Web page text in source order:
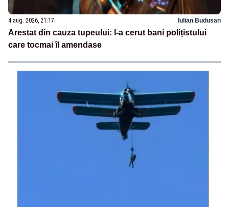
4 aug. 2026, 21:17 Iulian Budusan
Arestat din cauza tupeului: I-a cerut bani polițistului
care tocmai îl amendase